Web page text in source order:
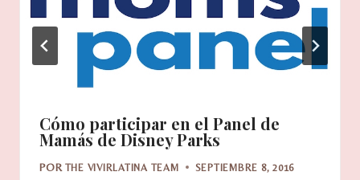
Cómo participar en el Panel de
Mamás de Disney Parks
POR THE VIVIRLATINA TEAM SEPTIEMBRE 8, 2016